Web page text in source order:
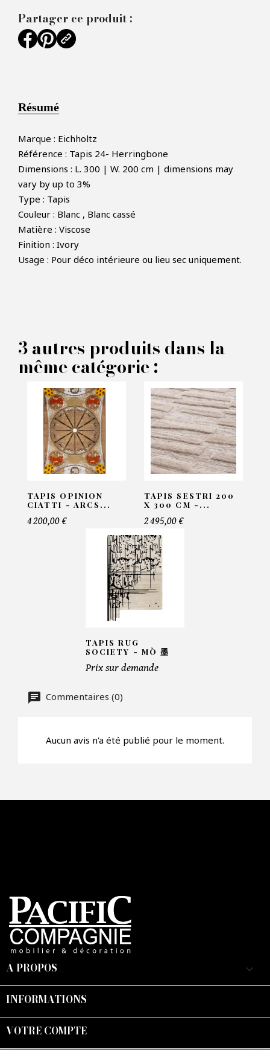
Tapis Herringbone - Eichholtz
VOS INFORMATIONS :
Nom*
Email*
Telephone*
Nombre de produit*
CAPTCHA
Partager ce produit :
Résumé
Marque : Eichholtz
Référence : Tapis 24- Herringbone
Dimensions : L. 300 | W. 200 cm | dimensions may
vary by up to 3%
Type : Tapis
Couleur : Blanc , Blanc cassé
Matière : Viscose
Finition : Ivory
Usage : Pour déco intérieure ou lieu sec uniquement.
3 autres produits dans la
même catégorie :
TAPIS OPINION
CIATTI - ARCS...
4 200,00 €
TAPIS SESTRI 200
X 300 CM -...
2 495,00 €
TAPIS RUG
SOCIETY - MÒ 墨
Prix sur demande
Commentaires (0)
Aucun avis n'a été publié pour le moment.
A PROPOS keyboard_arrow_down
INFORMATIONS
VOTRE COMPTE